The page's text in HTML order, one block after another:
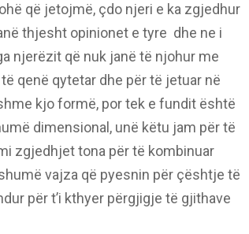
që jetojmë, çdo njeri e ka zgjedhur
thjesht opinionet e tyre dhe ne i
njerëzit që nuk janë të njohur me
qenë qytetar dhe për të jetuar në
kjo formë, por tek e fundit është
dimensional, unë këtu jam për të
zgjedhjet tona për të kombinuar
vajza që pyesnin për çështje të
për t’i kthyer përgjigje të gjithave